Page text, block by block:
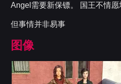
Angel需要新保镖。 国王不情
但事情并非易事
图像